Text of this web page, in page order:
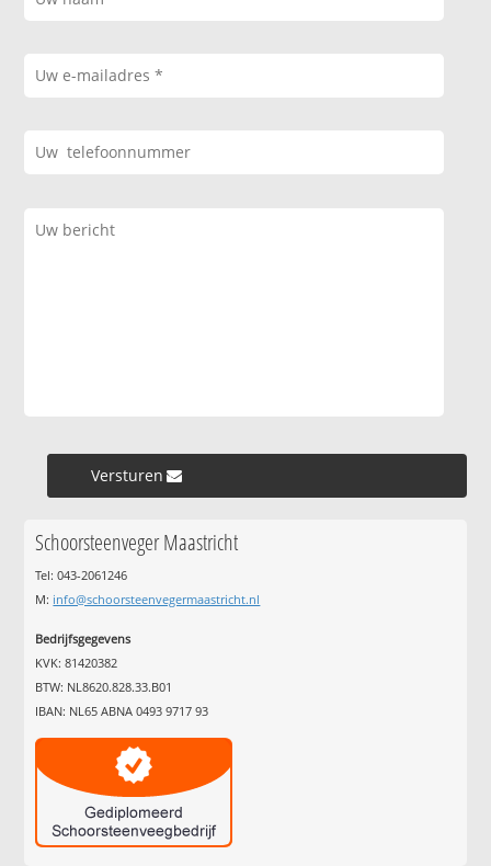
Versturen »
Schoorsteenveger Maastricht
Tel: 043-2061246
M: info@schoorsteenvegermaastricht.nl
Bedrijfsgegevens
KVK: 81420382
BTW: NL8620.828.33.B01
IBAN: NL65 ABNA 0493 9717 93